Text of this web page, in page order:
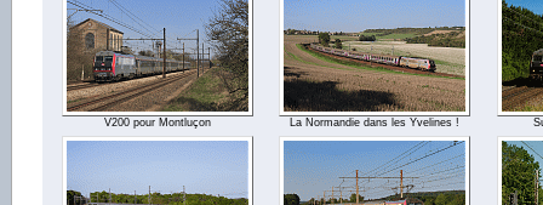
V200 pour Montluçon La Normandie dans les Yvelines !